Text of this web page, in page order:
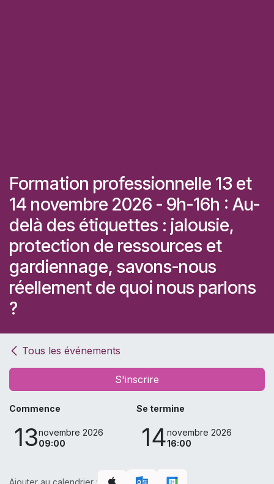
Formation professionnelle 13 et
14 novembre 2026 - 9h-16h : Au-
delà des étiquettes : jalousie,
protection de ressources et
gardiennage, savons-nous
réellement de quoi nous parlons
?
Tous les événements
S'inscrire
Commence
13novembre 2026
09:00
Se termine
14novembre 2026
16:00
Ajouter au calendrier :